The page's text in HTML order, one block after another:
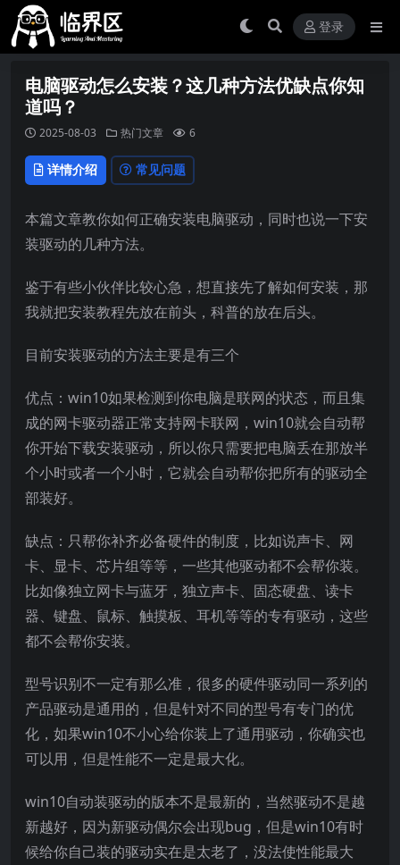
登录
电脑驱动怎么安装？这几种方法优缺点你知
道吗？
2025-08-03 热门文章 6
详情介绍 常见问题
本篇文章教你如何正确安装电脑驱动，同时也说一下安
装驱动的几种方法。
鉴于有些小伙伴比较心急，想直接先了解如何安装，那
我就把安装教程先放在前头，科普的放在后头。
目前安装驱动的方法主要是有三个
优点：win10如果检测到你电脑是联网的状态，而且集
成的网卡驱动器正常支持网卡联网，win10就会自动帮
你开始下载安装驱动，所以你只需要把电脑丢在那放半
个小时或者一个小时，它就会自动帮你把所有的驱动全
部装好。
缺点：只帮你补齐必备硬件的制度，比如说声卡、网
卡、显卡、芯片组等等，一些其他驱动都不会帮你装。
比如像独立网卡与蓝牙，独立声卡、固态硬盘、读卡
器、键盘、鼠标、触摸板、耳机等等的专有驱动，这些
都不会帮你安装。
型号识别不一定有那么准，很多的硬件驱动同一系列的
产品驱动是通用的，但是针对不同的型号有专门的优
化，如果win10不小心给你装上了通用驱动，你确实也
可以用，但是性能不一定是最大化。
win10自动装驱动的版本不是最新的，当然驱动不是越
新越好，因为新驱动偶尔会出现bug，但是win10有时
候给你自己装的驱动实在是太老了，没法使性能最大